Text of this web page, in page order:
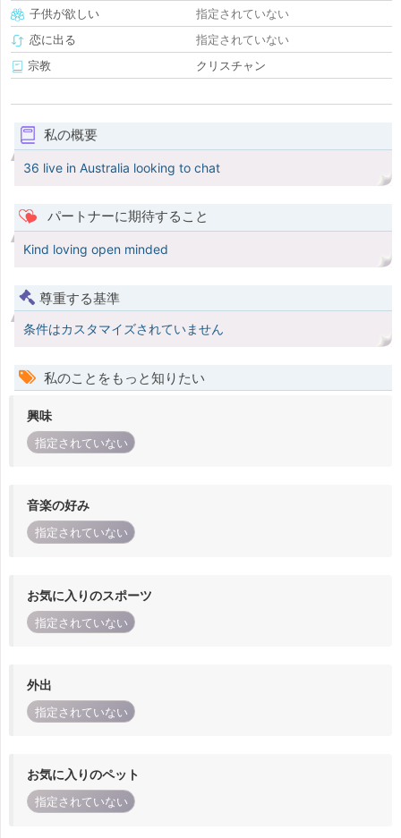
子供が欲しい
指定されていない
恋に出る
指定されていない
宗教
クリスチャン
私の概要
36 live in Australia looking to chat
パートナーに期待すること
Kind loving open minded
尊重する基準
条件はカスタマイズされていません
私のことをもっと知りたい
興味
指定されていない
音楽の好み
指定されていない
お気に入りのスポーツ
指定されていない
外出
指定されていない
お気に入りのペット
指定されていない